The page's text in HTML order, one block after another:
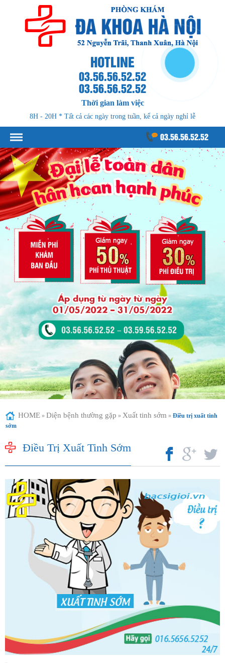
HOTLINE
03.56.56.52.52
03.56.56.52.52
Thời gian làm việc
8H - 20H * Tất cả các ngày trong tuần, kể cả ngày nghỉ lễ
03.56.56.52.52
HOME » Diện bệnh thường gặp » Xuất tinh sớm » Điều trị xuất tinh
sớm
Điều Trị Xuất Tinh Sớm